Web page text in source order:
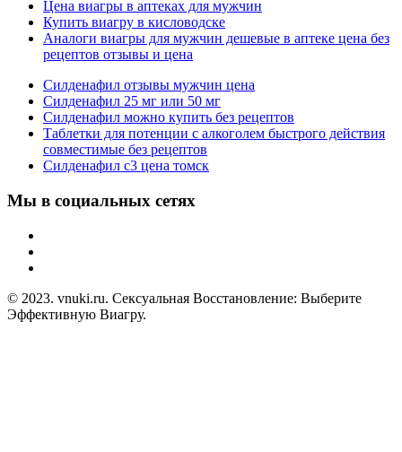
Цена виагры в аптеках для мужчин
Купить виагру в кисловодске
Аналоги виагры для мужчин дешевые в аптеке цена без
рецептов отзывы и цена
Силденафил отзывы мужчин цена
Силденафил 25 мг или 50 мг
Силденафил можно купить без рецептов
Таблетки для потенции с алкоголем быстрого действия
совместимые без рецептов
Силденафил с3 цена томск
Мы в социальных сетях
© 2023. vnuki.ru. Сексуальная Восстановление: Выберите
Эффективную Виагру.